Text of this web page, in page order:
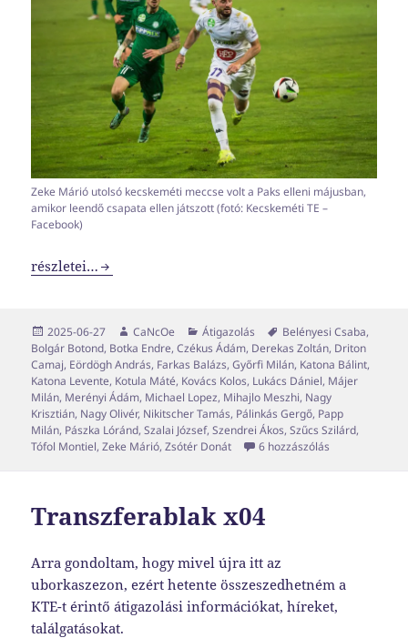
Zeke Márió utolsó kecskeméti meccse volt a Paks elleni májusban,
amikor leendő csapata ellen játszott (fotó: Kecskeméti TE –
Facebook)
Transzferablak x05
részletei…
Közzétéve
2025-06-27 Szerző
CaNcOe Kategória
Átigazolás Címke
Belényesi Csaba,
Bolgár Botond, Botka Endre,Czékus Ádám, Derekas Zoltán, Driton
Camaj, Eördögh András, Farkas Balázs,Győrfi Milán, Katona Bálint,
Katona Levente, Kotula Máté, Kovács Kolos, Lukács Dániel, Májer
Milán, Merényi Ádám, Michael Lopez, Mihajlo Meszhi, Nagy
Krisztián, Nagy Olivér, Nikitscher Tamás, Pálinkás Gergő, Papp
Milán, Pászka Lóránd,Szalai József,Szendrei Ákos,Szűcs Szilárd,
Tófol Montiel,Zeke Márió,Zsótér Donát 6 hozzászólás
Transzferablak x04
Arra gondoltam, hogy mivel újra itt az
uborkaszezon, ezért hetente összeszedhetném a
KTE-t érintő átigazolási információkat, híreket,
találgatásokat.